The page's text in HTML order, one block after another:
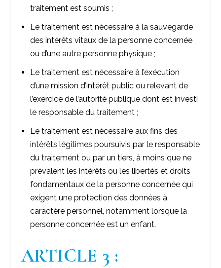
traitement est soumis ;
Le traitement est nécessaire à la sauvegarde
des intérêts vitaux de la personne concernée
ou d’une autre personne physique ;
Le traitement est nécessaire à l’exécution
d’une mission d’intérêt public ou relevant de
l’exercice de l’autorité publique dont est investi
le responsable du traitement ;
Le traitement est nécessaire aux fins des
intérêts légitimes poursuivis par le responsable
du traitement ou par un tiers, à moins que ne
prévalent les intérêts ou les libertés et droits
fondamentaux de la personne concernée qui
exigent une protection des données à
caractère personnel, notamment lorsque la
personne concernée est un enfant.
ARTICLE 3 :